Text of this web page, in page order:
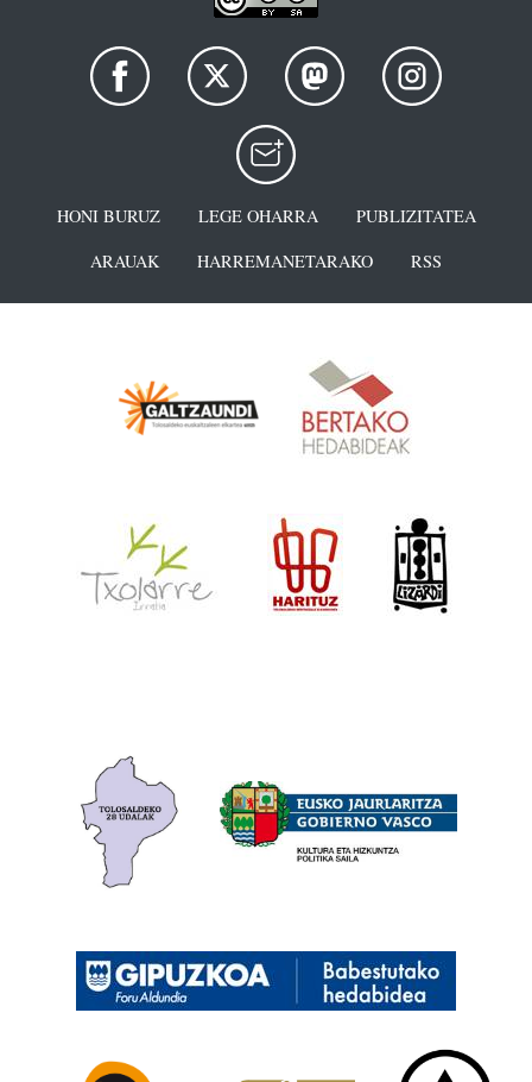
HONI BURUZ LEGE OHARRA
PUBLIZITATEA
ARAUAK
HARREMANETARAKO RSS